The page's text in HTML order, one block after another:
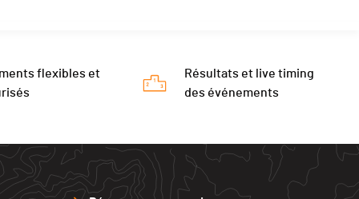
flexibles et
Résultats et live timing
des événements